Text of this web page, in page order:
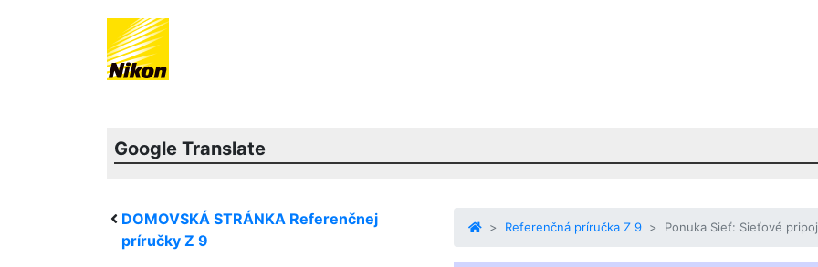
Google Translate
DOMOVSKÁ STRÁNKA Referenčnej
príručky Z 9
Referenčná príručka Z 9 Ponuka Sieť: Sieťové